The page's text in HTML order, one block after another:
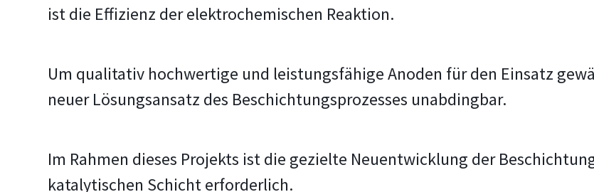
ist die Effizienz der elektrochemischen Reaktion.
Um qualitativ hochwertige und leistungsfähige Anoden für den Einsatz
neuer Lösungsansatz des Beschichtungs­prozesses unabdingbar.
Im Rahmen dieses Projekts ist die gezielte Neuentwicklung der
katalytischen Schicht erforderlich.